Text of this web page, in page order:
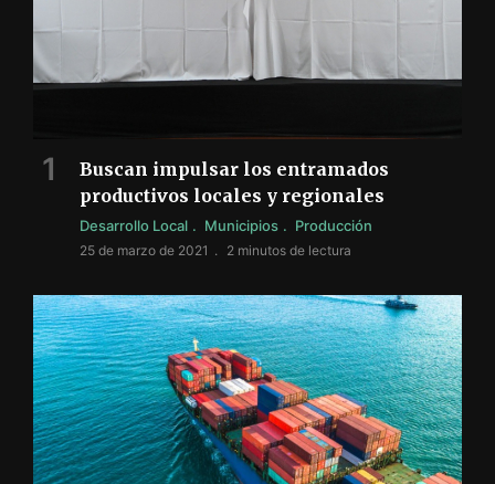
Buscan impulsar los entramados
productivos locales y regionales
Desarrollo Local Municipios Producción
25 de marzo de 2021 2 minutos de lectura